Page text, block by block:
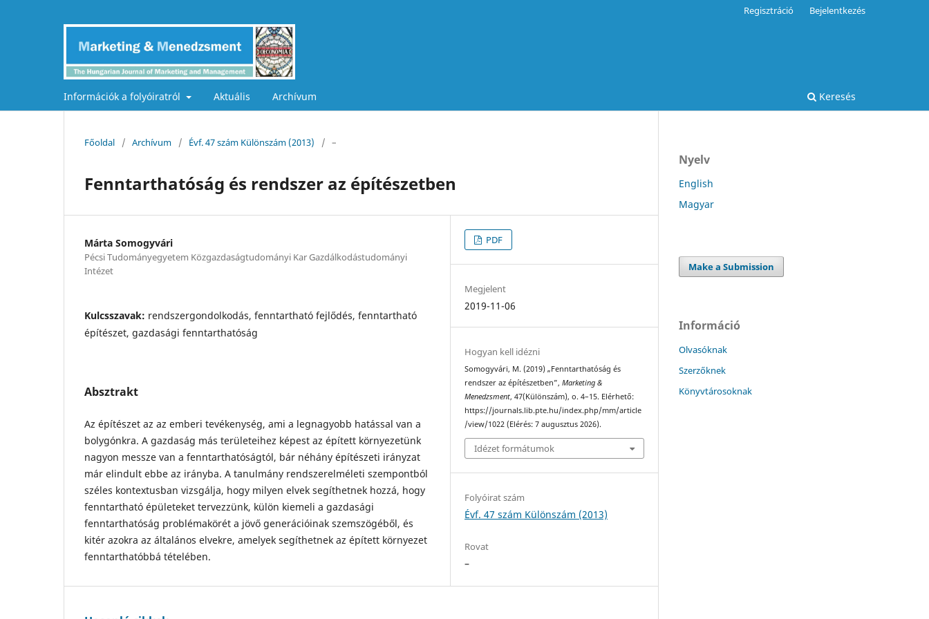
Információk a folyóiratról Aktuális Archívum Keresés
Regisztráció Bejelentkezés
Főoldal / Archívum / Évf. 47 szám Különszám (2013) / –
Fenntarthatóság és rendszer az építészetben
Márta Somogyvári
Pécsi Tudományegyetem Közgazdaságtudományi Kar Gazdálkodástudományi
Intézet
Kulcsszavak: rendszergondolkodás, fenntartható fejlődés, fenntartható
építészet, gazdasági fenntarthatóság
Absztrakt
Az építészet az az emberi tevékenység, ami a legnagyobb hatással van a
bolygónkra. A gazdaság más területeihez képest az épí­tett környezetünk
nagyon messze van a fenntarthatóságtól, bár néhány épí­tészeti irányzat
már elindult ebbe az irányba. A tanulmány rendszerelméleti szempontból
szé­les kontextusban vizsgálja, hogy milyen elvek segíthetnek hozzá, hogy
fenntartható épületeket tervezzünk, külön kiemeli a gazdasági
fenntarthatóság problémakörét a jövő generációinak szemszögéből, és
kitér azokra az általá­nos elvekre, amelyek segíthetnek az épített környezet
fenntarthatóbbá tételében.
PDF
Megjelent
2019-11-06
Hogyan kell idézni
Somogyvári, M. (2019) „Fenntarthatóság és
rendszer az építészetben”,Marketing &
Menedzsment, 47(Különszám), o. 4–15. Elérhető:
https://journals.lib.pte.hu/index.php/mm/article
/view/1022 (Elérés: 7 augusztus 2026).
Idézet formátumok
Folyóirat szám
Évf. 47 szám Különszám (2013)
Rovat
–
Nyelv
English
Magyar
Make a Submission
Információ
Olvasóknak
Szerzőknek
Könyvtárosoknak